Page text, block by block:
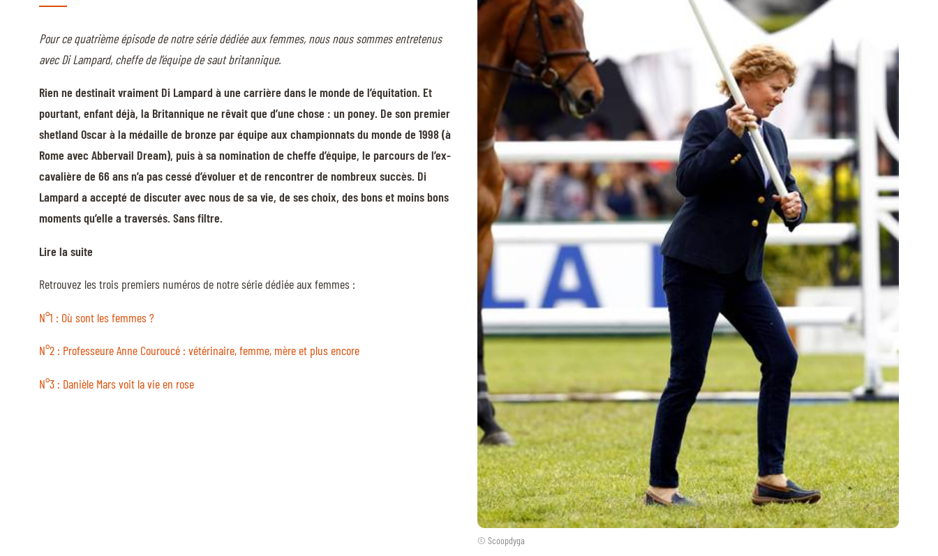
PODCAST
DÉPARTS & RÉSULTATS
Pour ce quatrième épisode de notre série dédiée aux femmes, nous nous sommes entretenus
avec Di Lampard, cheffe de l’équipe de saut britannique.
Rien ne destinait vraiment Di Lampard à une carrière dans le monde de l’équitation. Et
pourtant, enfant déjà, la Britannique ne rêvait que d’une chose : un poney. De son premier
shetland Oscar à la médaille de bronze par équipe aux championnats du monde de 1998 (à
Rome avec Abbervail Dream), puis à sa nomination de cheffe d’équipe, le parcours de l’ex-
cavalière de 66 ans n’a pas cessé d’évoluer et de rencontrer de nombreux succès. Di
Lampard a accepté de discuter avec nous de sa vie, de ses choix, des bons et moins bons
moments qu’elle a traversés. Sans filtre.
Lire la suite
Retrouvez les trois premiers numéros de notre série dédiée aux femmes :
N°1 : Où sont les femmes ?
N°2 : Professeure Anne Couroucé : vétérinaire, femme, mère et plus encore
N°3 : Danièle Mars voit la vie en rose
© Scoopdyga